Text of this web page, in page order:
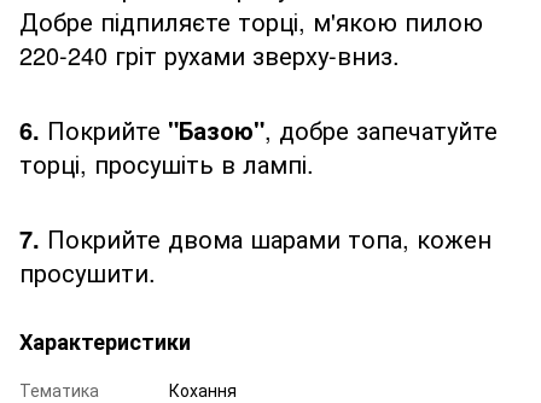
Добре підпиляєте торці, м'якою пилою
220-240 гріт рухами зверху-вниз.
6. Покрийте "Базою", добре запечатуйте
торці, просушіть в лампі.
7. Покрийте двома шарами топа, кожен
просушити.
Характеристики
Тематика Кохання